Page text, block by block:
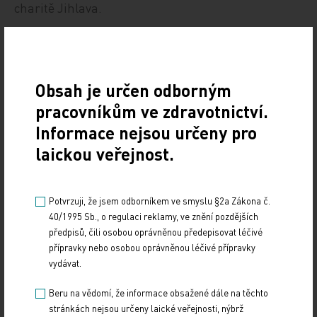
charitě Jihlava.
počet dochovaných pacientů. V roce 2024 jich bylo
134. Podařilo se také rozvinout spolupráci
s domovy pro seniory, aby i jejich klienti mohli
zemřít ve svém domácím prostředí za podpory
pracovníků mobilního hospice. „Nedílnou součástí
v Orlickoústecké nemocnici a spolupráce s RZS
v našem okrese, kde nám lékaři předávají
terminální pacienty bez nutnosti odvozu
do nemocnice. Pomůžeme vždy tam, kde lidský
na pacienta, ale také na pečující a rodiny,”
Obsah je určen odborným
pracovníkům ve zdravotnictví.
Informace nejsou určeny pro
laickou veřejnost.
Potvrzuji, že jsem odborníkem ve smyslu §2a Zákona č.
40/1995 Sb., o regulaci reklamy, ve znění pozdějších
předpisů, čili osobou oprávněnou předepisovat léčivé
přípravky nebo osobou oprávněnou léčivé přípravky
vydávat.
Beru na vědomí, že informace obsažené dále na těchto
stránkách nejsou určeny laické veřejnosti, nýbrž